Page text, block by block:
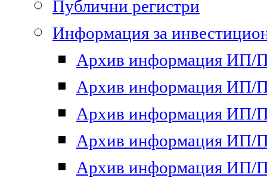
Публични регистри
Информация за
Архив информация ИП/
Архив информация ИП/
Архив информация ИП/
Архив информация ИП/
Архив информация ИП/